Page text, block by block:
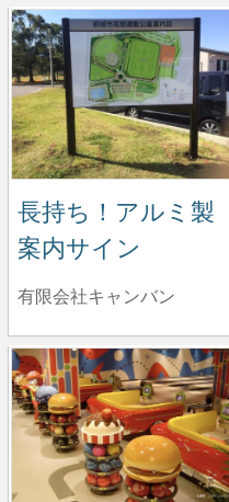
長持ち！アルミ製
案内サイン
有限会社キャンバン